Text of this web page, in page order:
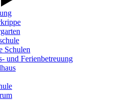
Schulen
und Ferienbetreuung